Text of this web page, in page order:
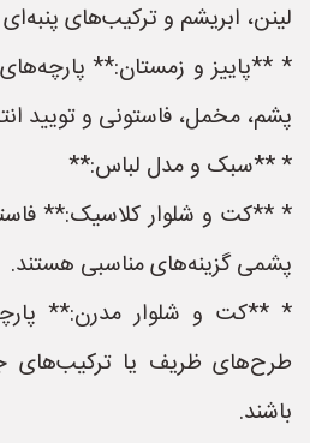
لینن، ابریشم و ترکیب‌های
* **پاییز و زمستان:**
پشم، مخمل، فاستونی و تویید
* **سبک و مدل لباس:**
* **کت و شلوار کلاسیک:**
پشمی گزینه‌های مناسبی هستند.
* **کت و شلوار مدرن:**
طرح‌های ظریف یا ترکیب‌های
باشند.